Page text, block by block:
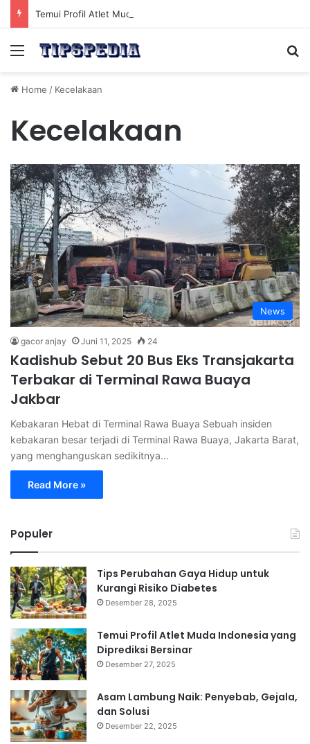
Menu
Home / Kecelakaan
Kecelakaan
News
gacor anjay Juni 11, 2025 24
Kadishub Sebut 20 Bus Eks Transjakarta
Terbakar di Terminal Rawa Buaya
Jakbar
Kebakaran Hebat di Terminal Rawa Buaya Sebuah insiden
kebakaran besar terjadi di Terminal Rawa Buaya, Jakarta Barat,
yang menghanguskan sedikitnya…
Read More »
Populer
Tips Perubahan Gaya Hidup untuk
Kurangi Risiko Diabetes
Desember 28, 2025
Temui Profil Atlet Muda Indonesia yang
Diprediksi Bersinar
Desember 27, 2025
Asam Lambung Naik: Penyebab, Gejala,
dan Solusi
Desember 22, 2025